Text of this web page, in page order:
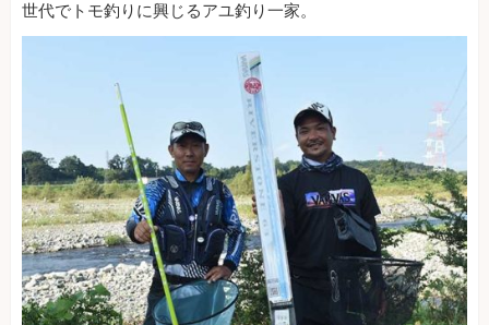
世代でトモ釣りに興じるアユ釣り一家。